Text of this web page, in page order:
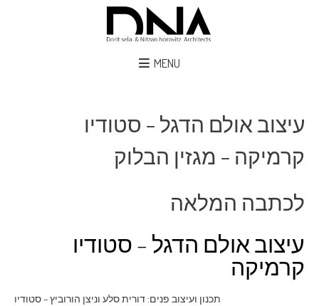
MENU
עיצוב אולם הדגל – סטודיו
קרמיקה – מגזין הבלוק
לכתבה המלאה
עיצוב אולם הדגל – סטודיו
קרמיקה
תכנון ועיצוב פנים: דורית סלע וניצן הורוביץ – סטודיו